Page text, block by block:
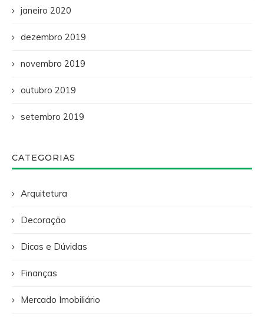
janeiro 2020
dezembro 2019
novembro 2019
outubro 2019
setembro 2019
CATEGORIAS
Arquitetura
Decoração
Dicas e Dúvidas
Finanças
Mercado Imobiliário